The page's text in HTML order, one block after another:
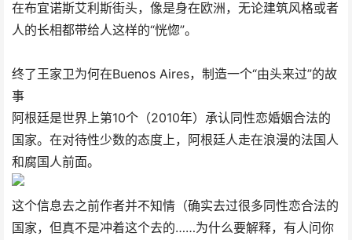
在布宜诺斯艾利斯街头，像是身在欧洲，无论建筑风格或者
人的长相都带给人这样的“恍惚”。
终了王家卫为何在Buenos Aires，制造一个“由头来过”的故
事
阿根廷是世界上第10个（2010年）承认同性恋婚姻合法的
国家。在对待性少数的态度上，阿根廷人走在浪漫的法国人
和腐国人前面。
这个信息去之前作者并不知情（确实去过很多同性恋合法的
国家，但真不是冲着这个去的……为什么要解释，有人问你